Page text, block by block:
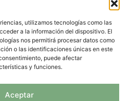
utilizamos tecnologías como las
a la información del dispositivo. El
nos permitirá procesar datos como
o las identificaciones únicas en este
puede afectar
y funciones.
Aceptar